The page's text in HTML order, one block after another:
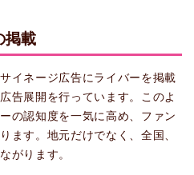
掲載
イネージ広告にライバーを掲載
告展開を行っています。このよ
の認知度を一気に高め、ファン
ます。地元だけでなく、全国、
がります。